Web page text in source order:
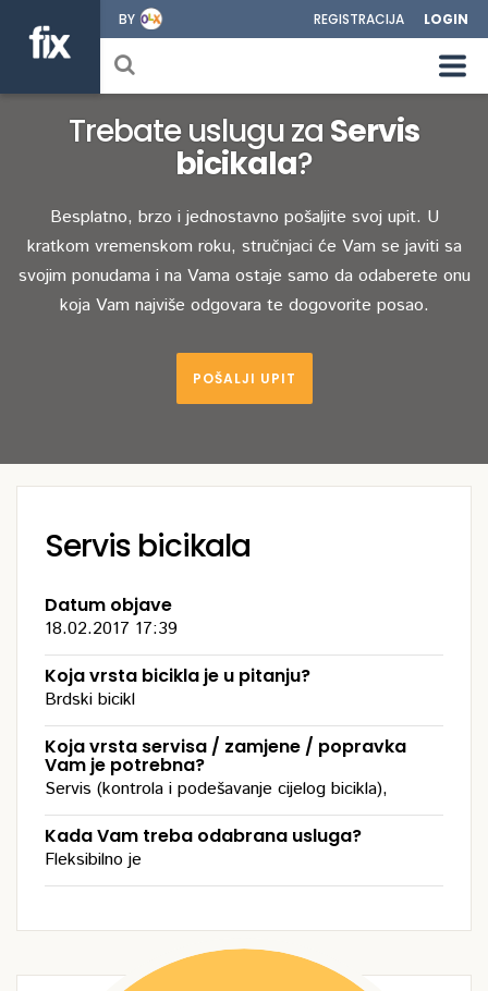
BY REGISTRACIJA LOGIN
Trebate uslugu za Servis
bicikala?
Besplatno, brzo i jednostavno pošaljite svoj upit. U
kratkom vremenskom roku, stručnjaci će Vam se javiti sa
svojim ponudama i na Vama ostaje samo da odaberete onu
koja Vam najviše odgovara te dogovorite posao.
POŠALJI UPIT
Servis bicikala
Datum objave
18.02.2017 17:39
Koja vrsta bicikla je u pitanju?
Brdski bicikl
Koja vrsta servisa / zamjene / popravka
Vam je potrebna?
Servis (kontrola i podešavanje cijelog bicikla),
Kada Vam treba odabrana usluga?
Fleksibilno je